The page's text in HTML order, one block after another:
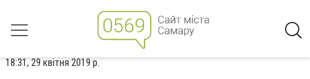
18:31, 29 квітня 2019 р.